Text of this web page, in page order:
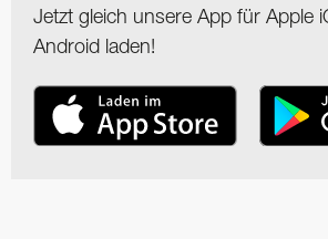
Jetzt gleich unsere App für Apple
Android laden!